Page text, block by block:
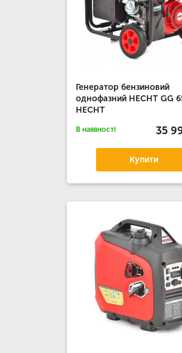
Генератор бензиновий
однофазний HECHT GG
HECHT
В наявності 35
Купити